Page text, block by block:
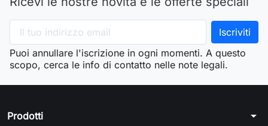
Puoi annullare l'iscrizione in ogni momenti. A questo
scopo, cerca le info di contatto nelle note legali.
Prodotti arrow_drop_down